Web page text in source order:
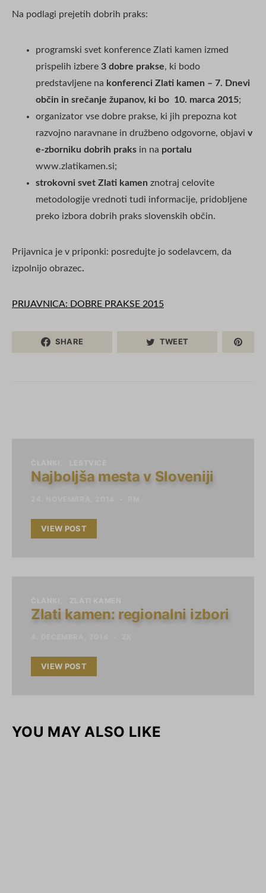
Na podlagi prejetih dobrih praks:
programski svet konference Zlati kamen izmed
prispelih izbere 3 dobre prakse, ki bodo
predstavljene na konferenci Zlati kamen – 7. Dnevi
občin in srečanje županov, ki bo 10. marca 2015;
organizator vse dobre prakse, ki jih prepozna kot
razvojno naravnane in družbeno odgovorne, objavi v
e-zborniku dobrih praks in na portalu
www.zlatikamen.si;
strokovni svet Zlati kamen znotraj celovite
metodologije vrednoti tudi informacije, pridobljene
preko izbora dobrih praks slovenskih občin.
Prijavnica je v priponki: posredujte jo sodelavcem, da
izpolnijo obrazec.
PRIJAVNICA: DOBRE PRAKSE 2015
SHARE TWEET
Najboljša mesta v Sloveniji
VIEW POST
Zlati kamen: regionalni izbori
VIEW POST
YOU MAY ALSO LIKE